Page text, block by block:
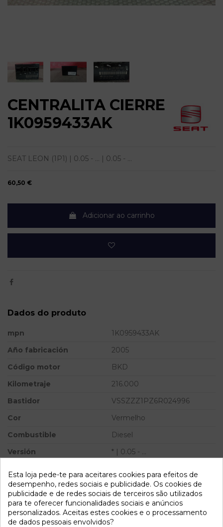
CENTRALITA CIERRE
1K0959433AK
SEAT LEON (1P1) | 0.05 - ... | 0.05 - ...
60,50 €
Adicionar ao carrinho
Dados do produto
mpn
1K0959433AK
Año fabricación
2005
Código motor
BKD
Kilometraje
216.000
Bastidor
VSSZZZ1PZ6R024996
Cor
Vermelho
Combustible
Diesel
Versión
* | 0.05 - ...
Referência 805209
Disponível a partir de: 2022-04-06
Esta loja pede-te para aceitares cookies para efeitos de
desempenho, redes sociais e publicidade. Os cookies de
publicidade e de redes sociais de terceiros são utilizados
para te oferecer funcionalidades sociais e anúncios
personalizados. Aceitas estes cookies e o processamento
de dados pessoais envolvidos?